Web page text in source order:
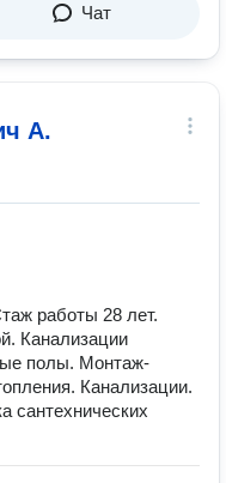
Чат
А.
работы 28 лет.
Канализации
полы. Монтаж-
Канализации.
сантехнических